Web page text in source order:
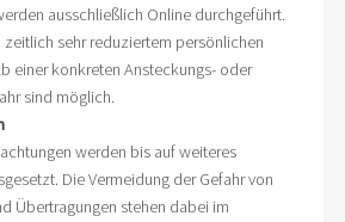
ausschließlich Online durchgeführt.
zeitlich sehr reduziertem persönlichen
einer konkreten Ansteckungs- oder
sind möglich.
werden bis auf weiteres
Die Vermeidung der Gefahr von
Übertragungen stehen dabei im